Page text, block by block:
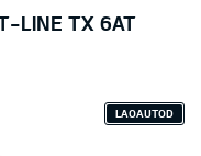
LINE TX 6AT
LAOAUTOD